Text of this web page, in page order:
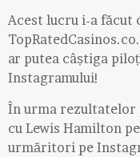
Acest lucru i-a făcut
ar putea câștiga
Instagramului!
În urma rezultatelor
cu Lewis Hamilton
urmăritori pe